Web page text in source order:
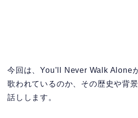
今回は、You’ll Never Walk Alone
歌われているのか、その歴史や背
話しします。